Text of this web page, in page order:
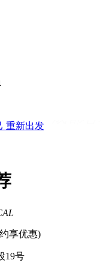
辅导
理咨询机构
享优惠)
19号